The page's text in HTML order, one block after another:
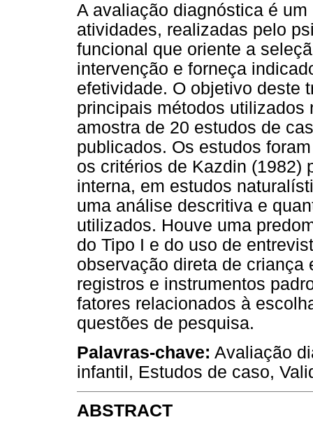
A avaliação diagnóstica é
atividades, realizadas pelo
funcional que oriente a
intervenção e forneça
efetividade. O objetivo deste
principais métodos
amostra de 20 estudos de
publicados. Os estudos
os critérios de Kazdin (1982)
interna, em estudos
uma análise descritiva e
utilizados. Houve uma
do Tipo I e do uso de
observação direta de criança
registros e instrumentos
fatores relacionados à
questões de pesquisa.
Palavras-chave: Avaliação
infantil, Estudos de caso,
ABSTRACT